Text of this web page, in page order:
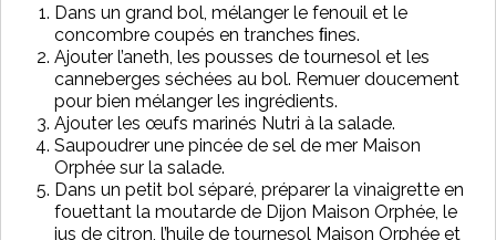
Dans un grand bol, mélanger le fenouil et le
concombre coupés en tranches ﬁnes.
Ajouter l’aneth, les pousses de tournesol et les
canneberges séchées au bol. Remuer doucement
pour bien mélanger les ingrédients.
Ajouter les œufs marinés Nutri à la salade.
Saupoudrer une pincée de sel de mer Maison
Orphée sur la salade.
Dans un petit bol séparé, préparer la vinaigrette en
fouettant la moutarde de Dijon Maison Orphée, le
jus de citron, l’huile de tournesol Maison Orphée et